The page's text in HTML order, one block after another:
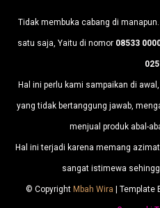
Tidak membuka cabang di
satu saja, Yaitu di nomor 08533
Hal ini perlu kami sampaikan di
yang tidak bertanggung jawab,
menjual produk abal-
Hal ini terjadi karena memang
sangat istimewa
© Copyright Mbah Wira | Template